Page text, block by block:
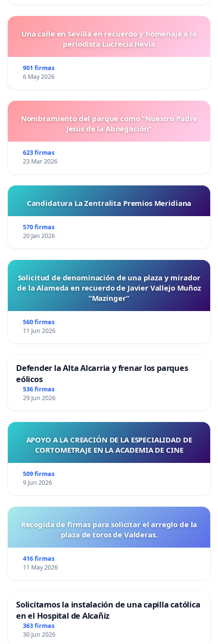
Una calle en Sevilla en recuerdo y homenaje a la
periodista Lucrecia Hevia
901 firmas
6 May 2026
Nombramiento del parque como "Nuestro Padre
Jesús de la Abnegación"
623 firmas
23 Mar 2026
Candidatura La Zentralita Premios Meridiana
570 firmas
20 Jan 2026
Solicitud de denominación de una plaza y mirador
de la Alameda en recuerdo de Javier Vallejo Muñoz
“Mazinger”
560 firmas
11 Jun 2026
Defender la Alta Alcarria y frenar los parques
eólicos
536 firmas
29 Jun 2026
APOYO A LA CREACIÓN DE LA ESPECIALIDAD DE
CORTOMETRAJE EN LA ACADEMIA DE CINE
509 firmas
9 Jun 2026
Recogida de firmas para solicitar el arreglo de la
plaza de toros de Valderas.
416 firmas
11 May 2026
Solicitamos la instalación de una capilla católica
en el Hospital de Alcañiz
363 firmas
30 Jun 2026